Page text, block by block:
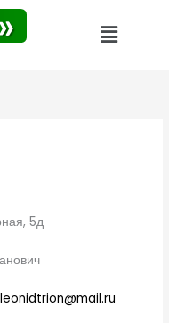
Меню
5д
leonidtrion@mail.ru